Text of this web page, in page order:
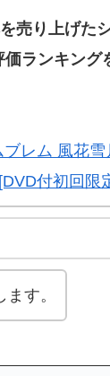
売り上げた
ランキング
レム 風花
付初回限
す。